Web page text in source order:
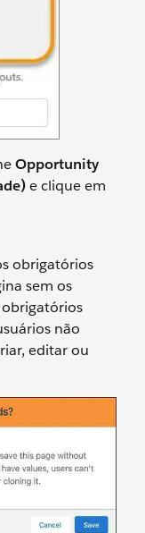
Opportunity
e clique em
obrigatórios
sem os
não
editar ou